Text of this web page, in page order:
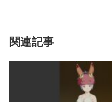
関連記事